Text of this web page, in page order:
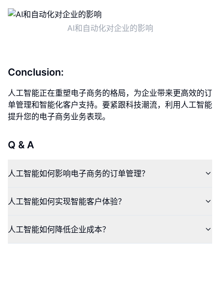
AI和自动化对企业的影响
Conclusion:
人工智能正在重塑电子商务的格局，为企业带来更高效的订
单管理和智能化客户支持。要紧跟科技潮流，利用人工智能
提升您的电子商务业务表现。
Q & A
人工智能如何影响电子商务的订单管理？
人工智能如何实现智能客户体验？
人工智能如何降低企业成本？